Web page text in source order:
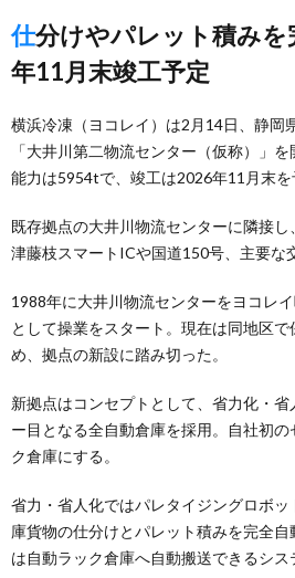
仕分けやパレット積みを完全自動化、26
年11月末竣工予定
横浜冷凍（ヨコレイ）は2月14日、静岡
「大井川第二物流センター（仮称）」
能力は5954tで、竣工は2026年11月末を
既存拠点の大井川物流センターに隣接
津藤枝スマートICや国道150号、主要な
1988年に大井川物流センターをヨコレ
として操業をスタート。現在は同地区
め、拠点の新設に踏み切った。
新拠点はコンセプトとして、省力化・
ー目となる全自動倉庫を採用。自社初
ク倉庫にする。
省力・省人化ではパレタイジングロボ
庫貨物の仕分けとパレット積みを完全
は自動ラック倉庫へ自動搬送できるシス